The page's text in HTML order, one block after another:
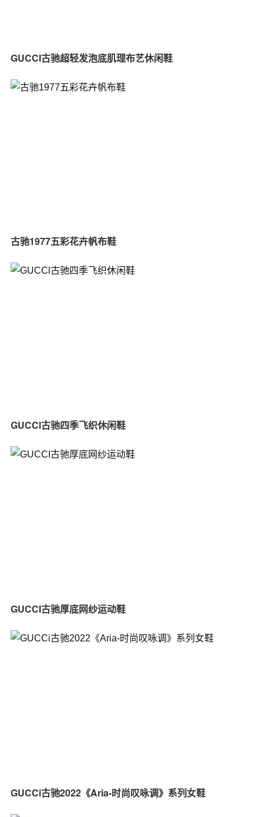
GUCCI古驰超轻发泡底肌理布艺休闲鞋
古驰1977五彩花卉帆布鞋
GUCCl古驰四季飞织休闲鞋
GUCCI古驰厚底网纱运动鞋
GUCCi古驰2022《Aria-时尚叹咏调》系列女鞋